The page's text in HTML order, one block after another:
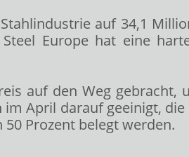
auf 34,1
Europe hat eine
auf den Weg gebracht,
April darauf geeinigt,
Prozent belegt werden.